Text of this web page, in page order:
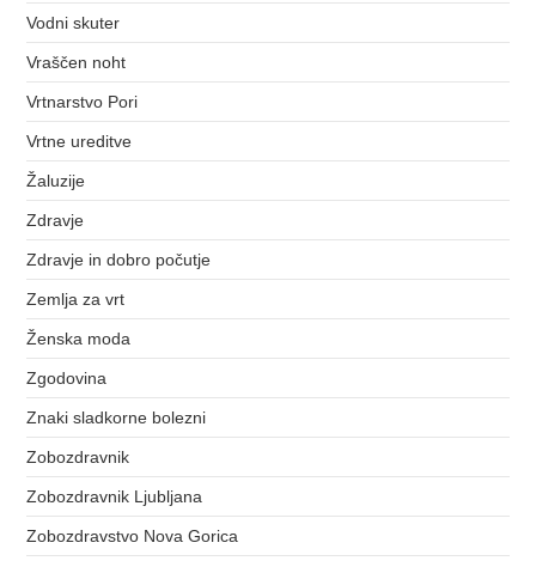
Vodni skuter
Vraščen noht
Vrtnarstvo Pori
Vrtne ureditve
Žaluzije
Zdravje
Zdravje in dobro počutje
Zemlja za vrt
Ženska moda
Zgodovina
Znaki sladkorne bolezni
Zobozdravnik
Zobozdravnik Ljubljana
Zobozdravstvo Nova Gorica